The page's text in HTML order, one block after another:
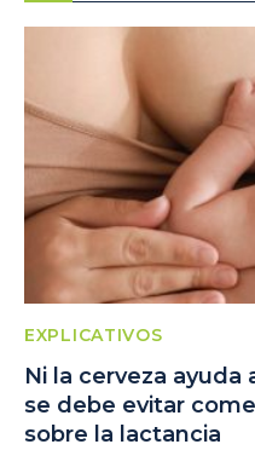
EXPLICATIVOS
Ni la cerveza
se debe evitar
sobre la lactancia